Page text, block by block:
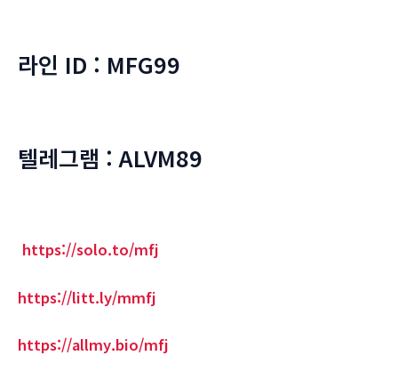
라인 ID : MFG99
텔레그램 : ALVM89
https://solo.to/mfj
https://litt.ly/mmfj
https://allmy.bio/mfj